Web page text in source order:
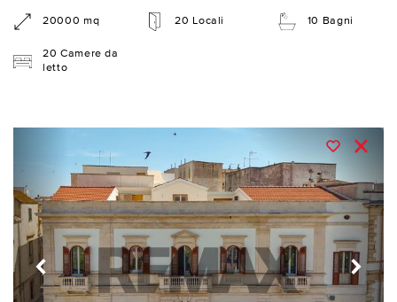
20000 mq 20 Locali 10 Bagni
20 Camere da
letto